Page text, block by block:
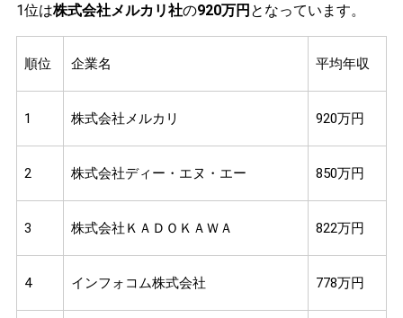
1位は株式会社メルカリ社の920万円 となっています。
順位 企業名 平均年収
1 株式会社メルカリ 920万円
2 株式会社ディー・エヌ・エー 850万円
3 株式会社ＫＡＤＯＫＡＷＡ 822万円
4 インフォコム株式会社 778万円